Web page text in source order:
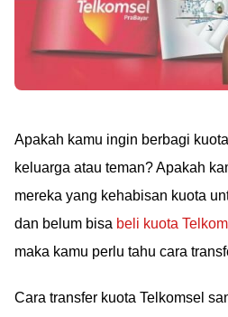
Apakah kamu ingin berbagi
keluarga atau teman? Apakah
mereka yang kehabisan kuota
dan belum bisa beli kuota
maka kamu perlu tahu cara
Cara transfer kuota Telkomsel